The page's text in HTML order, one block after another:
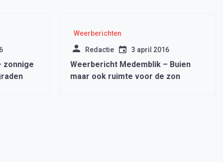
zonnige
Weerberichten
Redactie 3 april 2016
Weerbericht Medemblik – Buien
maar ook ruimte voor de zon